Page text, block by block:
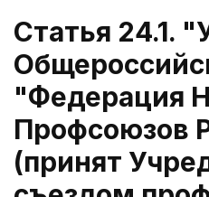
Статья 24.1.
"Федерация
Профсоюзов
(принят